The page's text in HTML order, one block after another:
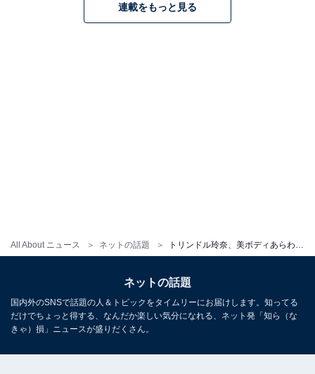
All About ニュース ネットの話題
連載をもっと見る
ネットの話題
国内外のSNSで話題の人＆トピックをタイムリーにお届けします。知ってる
だけでちょっと得する、なんだか楽しい気分になれる、ネット発「知ら（な
きゃ）損」ニュースが盛りだくさん。